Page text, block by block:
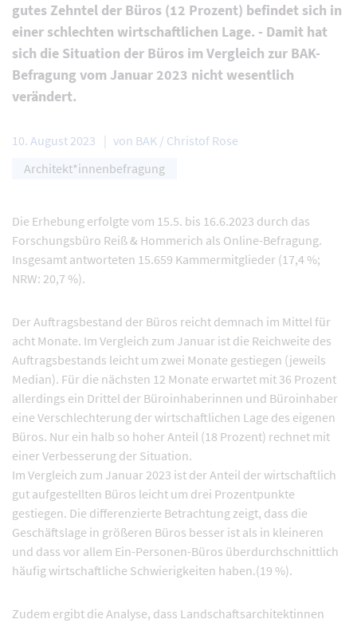
gutes Zehntel der Büros (12 Prozent) befindet sich in
einer schlechten wirtschaftlichen Lage. - Damit hat
sich die Situation der Büros im Vergleich zur BAK-
Befragung vom Januar 2023 nicht wesentlich
verändert.
10. August 2023
von BAK / Christof Rose
Architekt*innenbefragung
Die Erhebung erfolgte vom 15.5. bis 16.6.2023 durch das
Forschungsbüro Reiß & Hommerich als Online-Befragung.
Insgesamt antworteten 15.659 Kammermitglieder (17,4 %;
NRW: 20,7 %).
Der Auftragsbestand der Büros reicht demnach im Mittel für
acht Monate. Im Vergleich zum Januar ist die Reichweite des
Auftragsbestands leicht um zwei Monate gestiegen (jeweils
Median). Für die nächsten 12 Monate erwartet mit 36 Prozent
allerdings ein Drittel der Büroinhaberinnen und Büroinhaber
eine Verschlechterung der wirtschaftlichen Lage des eigenen
Büros. Nur ein halb so hoher Anteil (18 Prozent) rechnet mit
einer Verbesserung der Situation.
Im Vergleich zum Januar 2023 ist der Anteil der wirtschaftlich
gut aufgestellten Büros leicht um drei Prozentpunkte
gestiegen. Die differenzierte Betrachtung zeigt, dass die
Geschäftslage in größeren Büros besser ist als in kleineren
und dass vor allem Ein-Personen-Büros überdurchschnittlich
häufig wirtschaftliche Schwierigkeiten haben.(19 %).
Zudem ergibt die Analyse, dass Landschaftsarchitektinnen